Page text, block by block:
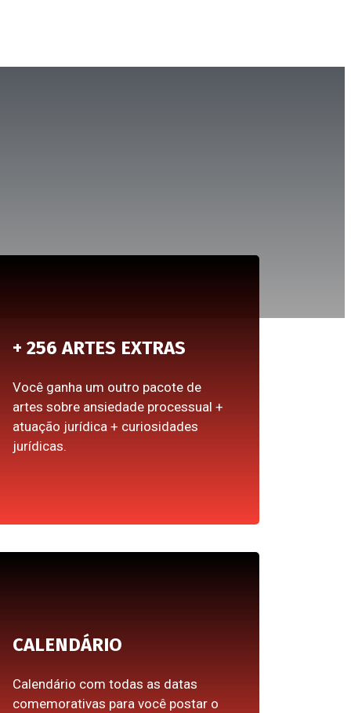
+ 256 ARTES EXTRAS
Você ganha um outro pacote de
artes sobre ansiedade processual +
atuação jurídica + curiosidades
jurídicas.
CALENDÁRIO
Calendário com todas as datas
comemorativas para você postar o